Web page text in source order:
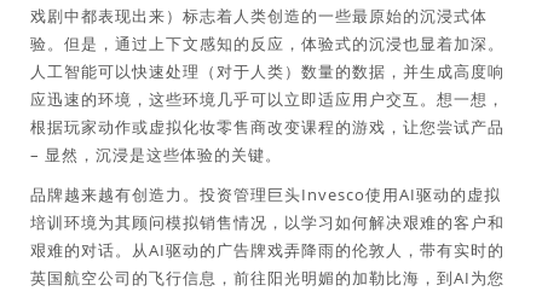
戏剧中都表现出来）标志着人类创造的一些最原始的沉浸式体
验。但是，通过上下文感知的反应，体验式的沉浸也显着加深。
人工智能可以快速处理（对于人类）数量的数据，并生成高度响
应迅速的环境，这些环境几乎可以立即适应用户交互。想一想，
根据玩家动作或虚拟化妆零售商改变课程的游戏，让您尝试产品
– 显然，沉浸是这些体验的关键。
品牌越来越有创造力。投资管理巨头Invesco使用AI驱动的虚拟
培训环境为其顾问模拟销售情况，以学习如何解决艰难的客户和
艰难的对话。从AI驱动的广告牌戏弄降雨的伦敦人，带有实时的
英国航空公司的飞行信息，前往阳光明媚的加勒比海，到AI为您